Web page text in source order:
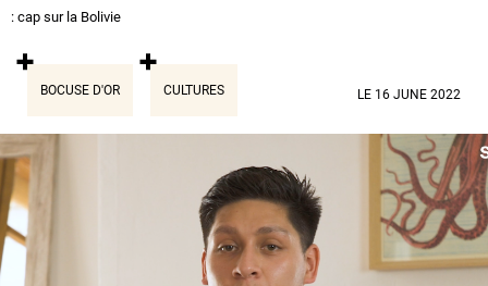
: cap sur la Bolivie
BOCUSE D'OR CULTURES LE 16 JUNE 2022